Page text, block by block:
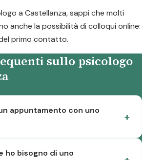
a Castellanza, sappi che molti
anche la possibilità di colloqui online:
primo contatto.
sullo psicologo
appuntamento con uno
ho bisogno di uno